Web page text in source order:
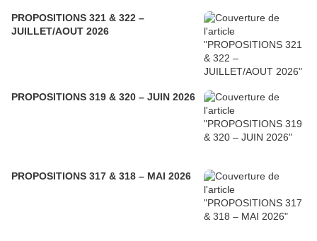
PROPOSITIONS 321 & 322 –
JUILLET/AOUT 2026
PROPOSITIONS 319 & 320 – JUIN 2026
PROPOSITIONS 317 & 318 – MAI 2026